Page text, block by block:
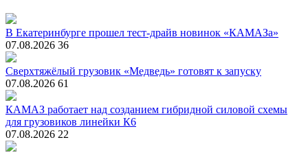
В Екатеринбурге прошел тест-драйв новинок «КАМАЗа»
07.08.2026 36
Сверхтяжёлый грузовик «Медведь» готовят к запуску
07.08.2026 61
КАМАЗ работает над созданием гибридной силовой схемы
для грузовиков линейки К6
07.08.2026 22